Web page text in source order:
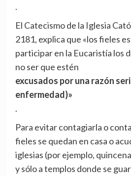
.
El Catecismo de la Iglesia
2181, explica que «los fieles
participar en la Eucaristía los
no ser que estén
excusados por una razón
enfermedad)»
.
Para evitar contagiarla o
fieles se quedan en casa o
iglesias (por ejemplo,
y sólo a templos donde se